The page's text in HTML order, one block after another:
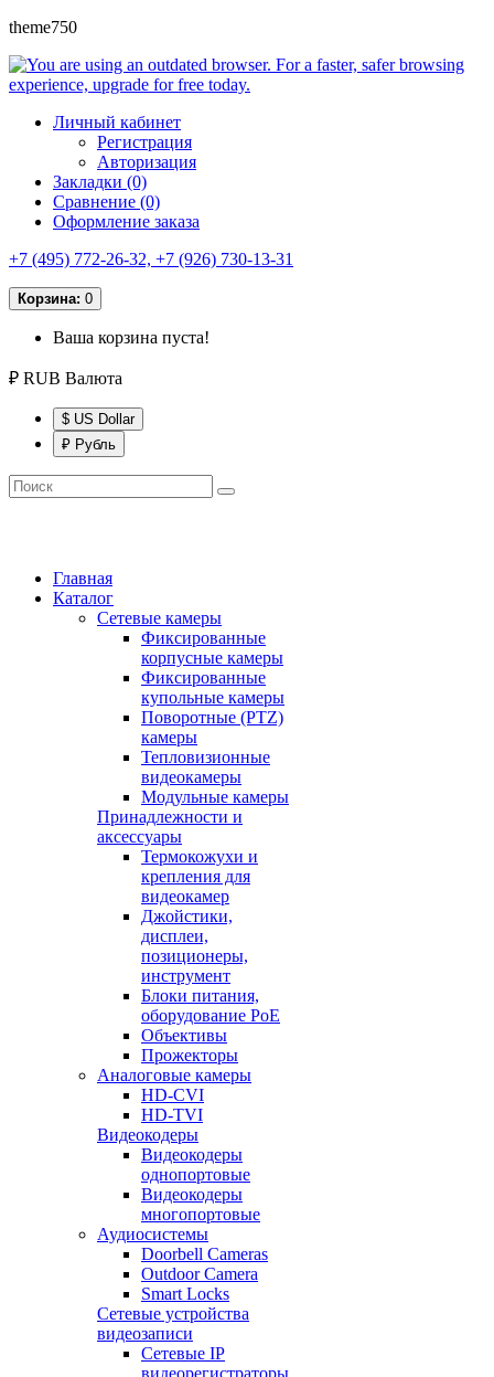
theme750
Личный кабинет
Регистрация
Авторизация
Закладки (0)
Сравнение (0)
Оформление заказа
+7 (495) 772-26-32, +7 (926) 730-13-31
Корзина: 0
Ваша корзина пуста!
₽ RUB Валюта
$ US Dollar
₽ Рубль
Главная
Каталог
Сетевые камеры
Фиксированные
корпусные камеры
Фиксированные
купольные камеры
Поворотные (PTZ)
камеры
Тепловизионные
видеокамеры
Модульные камеры
Принадлежности и
аксессуары
Термокожухи и
крепления для
видеокамер
Джойстики,
дисплеи,
позиционеры,
инструмент
Блоки питания,
оборудование PoE
Объективы
Прожекторы
Аналоговые камеры
HD-CVI
HD-TVI
Видеокодеры
Видеокодеры
однопортовые
Видеокодеры
многопортовые
Аудиосистемы
Doorbell Cameras
Outdoor Camera
Smart Locks
Сетевые устройства
видеозаписи
Сетевые IP
видеорегистраторы